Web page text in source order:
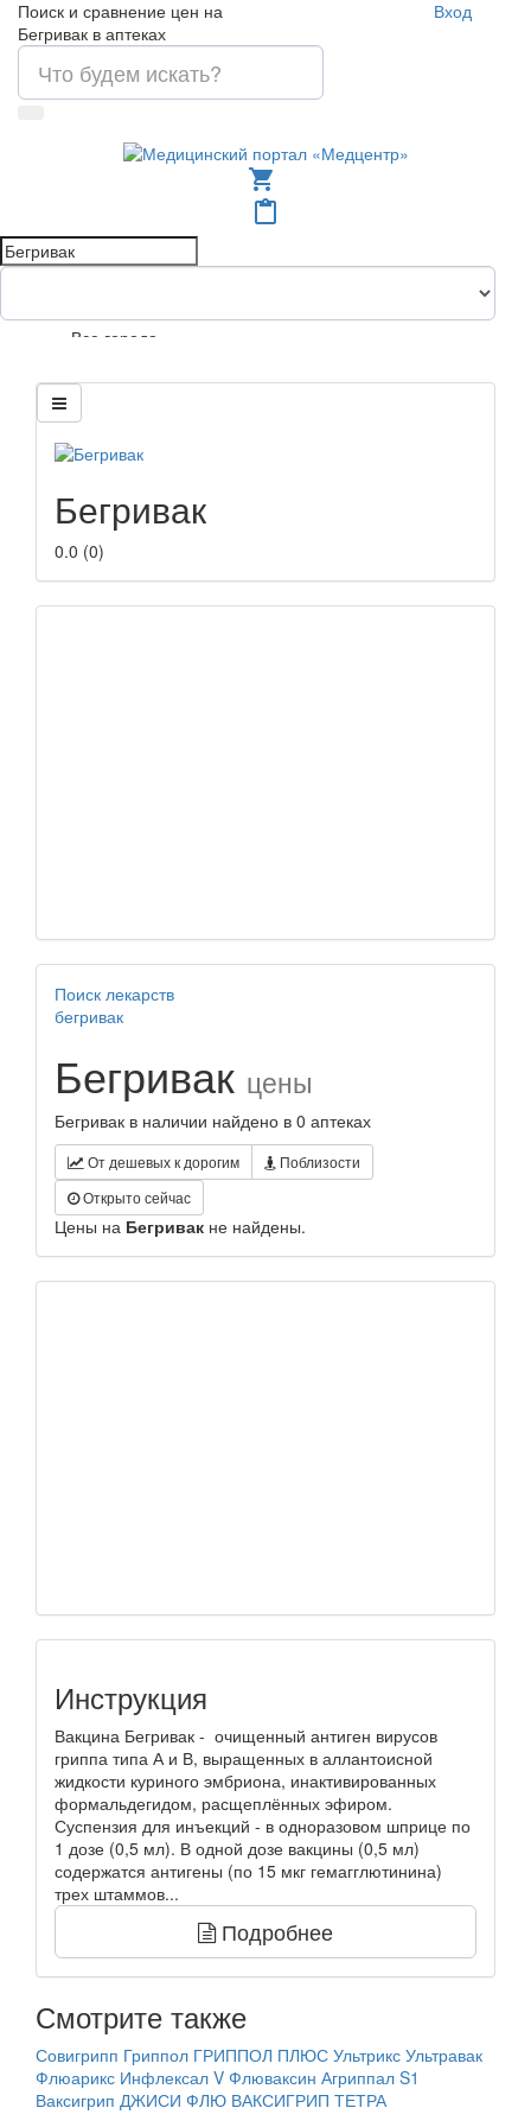
Поиск и сравнение цен на
Бегривак в аптеках
Вход
shopping_cart
content_paste
Все города
Бегривак
0.0 (0)
Поиск лекарств
бегривак
Бегривак цены
Бегривак в наличии найдено в 0 аптеках
От дешевых к дорогим
Поблизости
Открыто сейчас
Цены на Бегривак не найдены.
Инструкция
Вакцина Бегривак - очищенный антиген вирусов
гриппа типа А и В, выращенных в аллантоисной
жидкости куриного эмбриона, инактивированных
формальдегидом, расщеплённых эфиром.
Суспензия для инъекций - в одноразовом шприце по
1 дозе (0,5 мл). В одной дозе вакцины (0,5 мл)
содержатся антигены (по 15 мкг гемагглютинина)
трех штаммов...
Подробнее
Смотрите также
Совигрипп Гриппол ГРИППОЛ ПЛЮС Ультрикс Ультравак
Флюарикс Инфлексал V Флюваксин Агриппал S1
Ваксигрип ДЖИСИ ФЛЮ ВАКСИГРИП ТЕТРА